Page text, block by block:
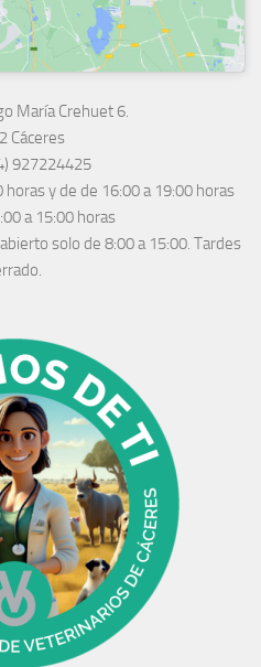
María Crehuet 6.
Cáceres
927224425
horas y de de 16:00 a 19:00 horas
a 15:00 horas
solo de 8:00 a 15:00. Tardes